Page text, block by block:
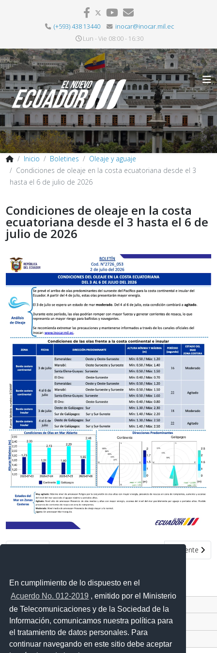
En cumplimiento de lo dispuesto en el
Acuerdo No. 012-2019 , emitido por el Ministerio
de Telecomunicaciones y de la Sociedad de la
Información, comunicamos nuestra política para
el tratamiento de datos personales. Para
continuar navegando en este sitio debe aceptar
(+593) 438 13440
inocar@inocar.mil.ec
Lun - Vie 08:00 - 16:30
Inicio Boletines
Oleaje y aguaje
Condiciones de oleaje en la costa ecuatoriana desde el 3
hasta el 6 de julio de 2026
Condiciones de oleaje en la costa
ecuatoriana desde el 3 hasta el 6 de
julio de 2026
Artículo anterior: Condiciones de oleaje en la costa ecuatoriana
Artículo
Siguiente
Contacto Ciudadano Digital
Portal Trámites Ciudadanos
Sistema Nacional de Información (SNI)